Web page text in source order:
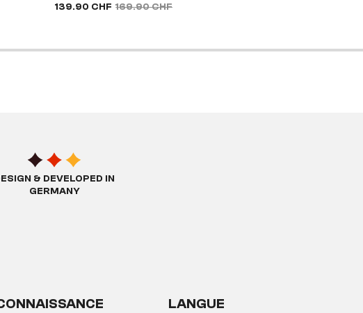
139.90 CHF 169.90 CHF
& DEVELOPED IN
GERMANY
LANGUE